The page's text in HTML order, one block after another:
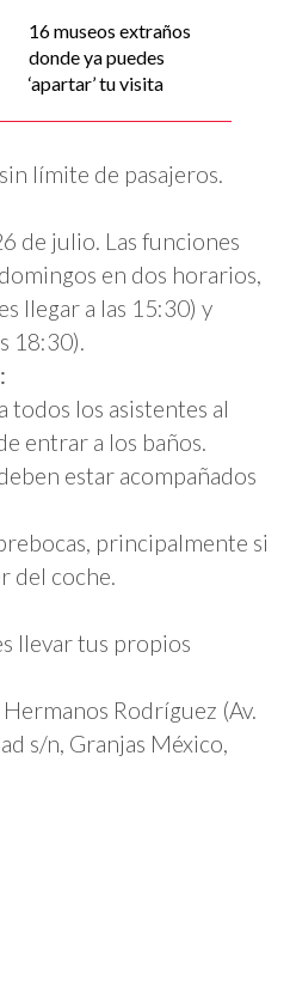
16 museos extraños
donde ya puedes
‘apartar’ tu visita
límite de pasajeros.
de julio. Las funciones
en dos horarios,
llegar a las 15:30) y
18:30).
todos los asistentes al
entrar a los baños.
estar acompañados
principalmente si
del coche.
llevar tus propios
Rodríguez (Av.
s/n, Granjas México,